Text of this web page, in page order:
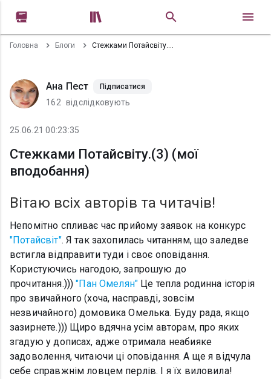
 
Головна Блоги Стежками Потайсвіту.(3) (мої вподобання)
Ана Пест Підписатися
162 відслідковують
25.06.21 00:23:35
Стежками Потайсвіту.(3) (мої
вподобання)
Вітаю всіх авторів та читачів!
Непомітно спливає час прийому заявок на конкурс
"Потайсвіт". Я так захопилась читанням, що заледве
встигла відправити туди і своє оповідання.
Користуючись нагодою, запрошую до
прочитання.)))"Пан Омелян" Це тепла родинна історія
про звичайного (хоча, насправді, зовсім
незвичайного) домовика Омелька. Буду рада, якщо
зазирнете.))) Щиро вдячна усім авторам, про яких
згадую у дописах, адже отримала неабияке
задоволення, читаючи ці оповідання. А ще я відчула
себе справжнім ловцем перлів. І я їх виловила!